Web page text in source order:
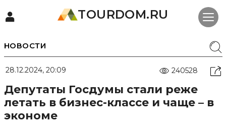
TOURDOM.RU
НОВОСТИ
28.12.2024, 20:09 240528
Депутаты Госдумы стали реже
летать в бизнес-классе и чаще – в
экономе